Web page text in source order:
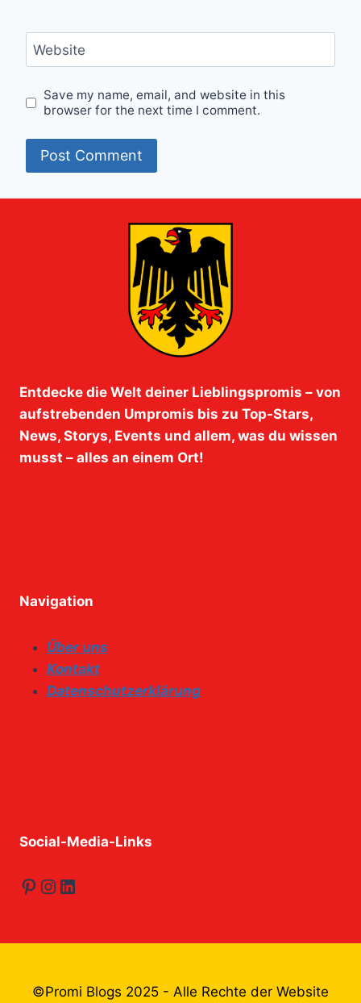
Website
Save my name, email, and website in this
browser for the next time I comment.
Entdecke die Welt deiner Lieblingspromis – von
aufstrebenden Umpromis bis zu Top-Stars,
News, Storys, Events und allem, was du wissen
musst – alles an einem Ort!
Navigation
Über uns
Kontakt
Datenschutzerklärung
Social-Media-Links
Pinterest
Instagram
LinkedIn
©Promi Blogs 2025 - Alle Rechte der Website